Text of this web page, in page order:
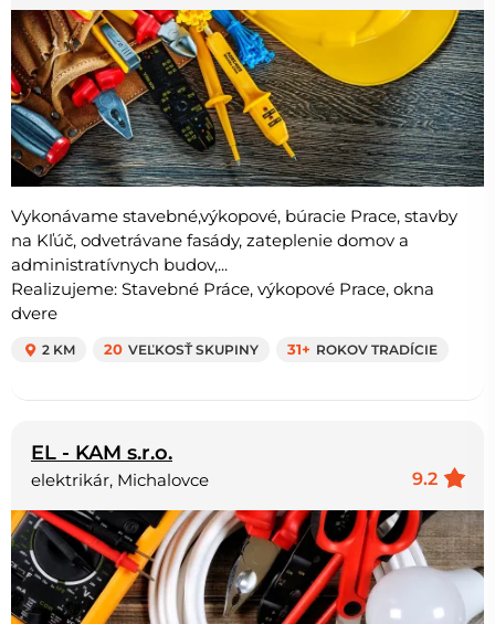
Vykonávame stavebné,výkopové, búracie Prace, stavby
na Kľúč, odvetrávane fasády, zateplenie domov a
administratívnych budov,...
Realizujeme: Stavebné Práce, výkopové Prace, okna
dvere
2 KM 20 VEĽKOSŤ SKUPINY 31+ ROKOV TRADÍCIE
EL - KAM s.r.o.
9.2
elektrikár, Michalovce